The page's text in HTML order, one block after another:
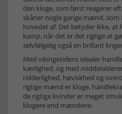
den kloge, som først reagerer
skåner nogle gange mænd, som
hovedet af. Det betyder ikke, at
kamp, når det er det rigtige at
selvfølgelig også en brillant
Med vikingetidens idealer
kærlighed, og med
ridderlighed, høviskhed og
rigtige mænd er kloge,
de rigtige kvinder er meget
klogere end mændene.